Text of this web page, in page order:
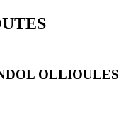
OLLIOULES